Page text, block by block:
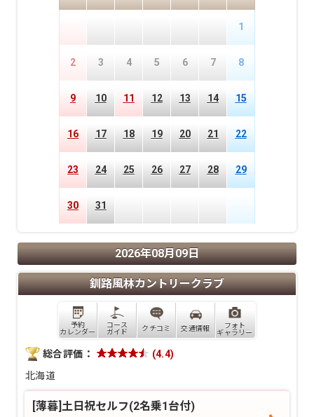
1
2 3 4 5 6 7 8
9 10 11 12 13 14 15
16 17 18 19 20 21 22
23 24 25 26 27 28 29
30 31
2026年08月09日
釧路風林カントリークラブ
予約
カレンダー
コース
ガイド
クチコミ 交通情報
フォト
ギャラリー
総合評価： (4.4)
北海道
[薄暮]土日祝セルフ(2名乗1台付)